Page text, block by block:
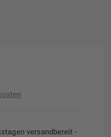
versandbereit -